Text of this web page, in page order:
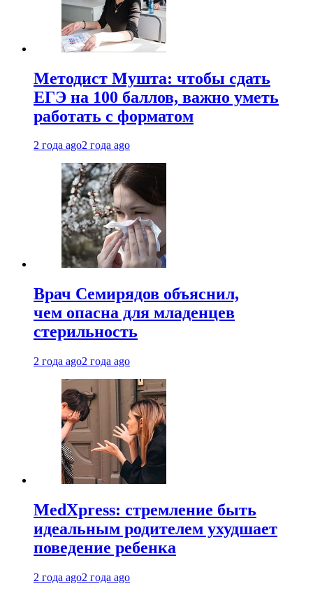
Методист Мушта: чтобы сдать
ЕГЭ на 100 баллов, важно уметь
работать с форматом
2 года ago2 года ago
Врач Семирядов объяснил,
чем опасна для младенцев
стерильность
2 года ago2 года ago
MedXpress: стремление быть
идеальным родителем ухудшает
поведение ребенка
2 года ago2 года ago